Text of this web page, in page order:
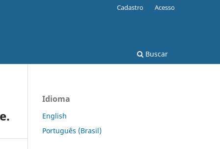
Buscar
Cadastro Acesso
Idioma
English
Português (Brasil)